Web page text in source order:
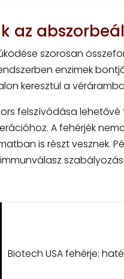
az
szorosan
enzimek
keresztül a
felszívódása
A fehérjék
is részt vesznek.
Biotech USA fehérje: